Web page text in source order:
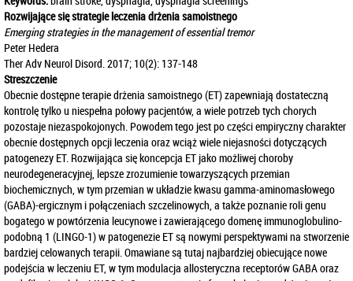
Rozwijające się strategie leczenia drżenia samoistnego
Emerging strategies in the management of essential tremor
Peter Hedera
Ther Adv Neurol Disord. 2017; 10(2): 137-148
Streszczenie
Obecnie dostępne terapie drżenia samoistnego (ET) zapewniają dostateczną
kontrolę tylko u niespełna połowy pacjentów, a wiele potrzeb tych chorych
pozostaje niezaspokojonych. Powodem tego jest po części empiryczny charakter
obecnie dostępnych opcji leczenia oraz wciąż wiele niejasności dotyczących
patogenezy ET. Rozwijająca się koncepcja ET jako możliwej choroby
neurodegeneracyjnej, lepsze zrozumienie towarzyszących przemian
biochemicznych, w tym przemian w układzie kwasu gamma-aminomasłowego
(GABA)-ergicznym i połączeniach szczelinowych, a także poznanie roli genu
bogatego w powtórzenia leucynowe i zawierającego domenę immunoglobulino-
podobną 1 (LINGO-1) w patogenezie ET są nowymi perspektywami na stworzenie
bardziej celowanych terapii. Omawiane są tutaj najbardziej obiecujące nowe
podejścia w leczeniu ET, w tym modulacja allosteryczna receptorów GABA oraz